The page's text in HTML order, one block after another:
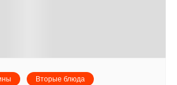
Вторые блюда